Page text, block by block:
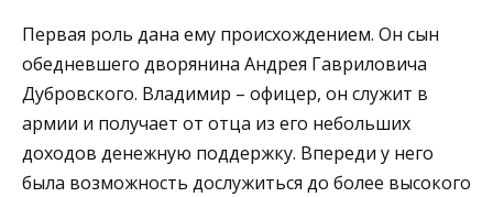
Первая роль дана ему происхождением. Он сын
обедневшего дворянина Андрея Гавриловича
Дубровского. Владимир – офицер, он служит в
армии и получает от отца из его небольших
доходов денежную поддержку. Впереди у него
была возможность дослужиться до более высокого